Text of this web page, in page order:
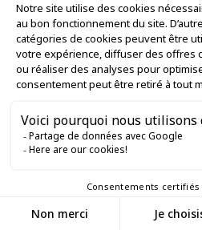
Massilly
AJOUTER AU